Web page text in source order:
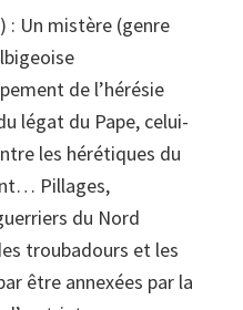
: Un mistère (genre
de l’hérésie
légat du Pape, celui-
les hérétiques du
Pillages,
du Nord
troubadours et les
être annexées par la